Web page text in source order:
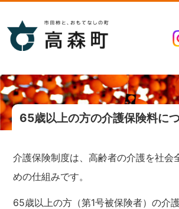
65歳以上の方の介護保険料に
介護保険制度は、高齢者の介護を社会
めの仕組みです。
65歳以上の方（第1号被保険者）の介